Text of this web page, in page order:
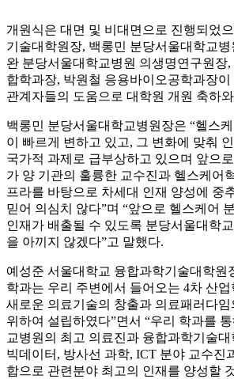
개원식은 대면 및 비대면으로 진행되었
기술대학원장, 백롱민 분당서울대학교
완 분당서울대학교병원 의생명연구원장
합학과장, 박원철 응용바이오공학과장
관계자들의 도움으로 대학원 개원 축하
백롱민 분당서울대학교병원장은 “헬스
이 빠르게 변하고 있고, 그 변화에 맞춰
국가적 과제로 급부상하고 있으며 앞으
가 양 기관의 훌륭한 교수진과 헬스케어
프라를 바탕으로 차세대 인재 양성에 중
믿어 의심치 않다”며 “앞으로 헬스케어
인재가 배출될 수 있도록 분당서울대학
을 아끼지 않겠다”고 말했다.
예성준 서울대학교 융합과학기술대학원
학과는 우리 주변에서 들어오는 4차 산
새로운 의료기술의 창출과 의료패러다임
위하여 설립하였다”면서 “우리 학과를
교병원의 최고 의료진과 융합과학기술
빅데이터, 방사선 과학, ICT 분야 교수진
합으로 관련분야 최고의 인재를 양성할